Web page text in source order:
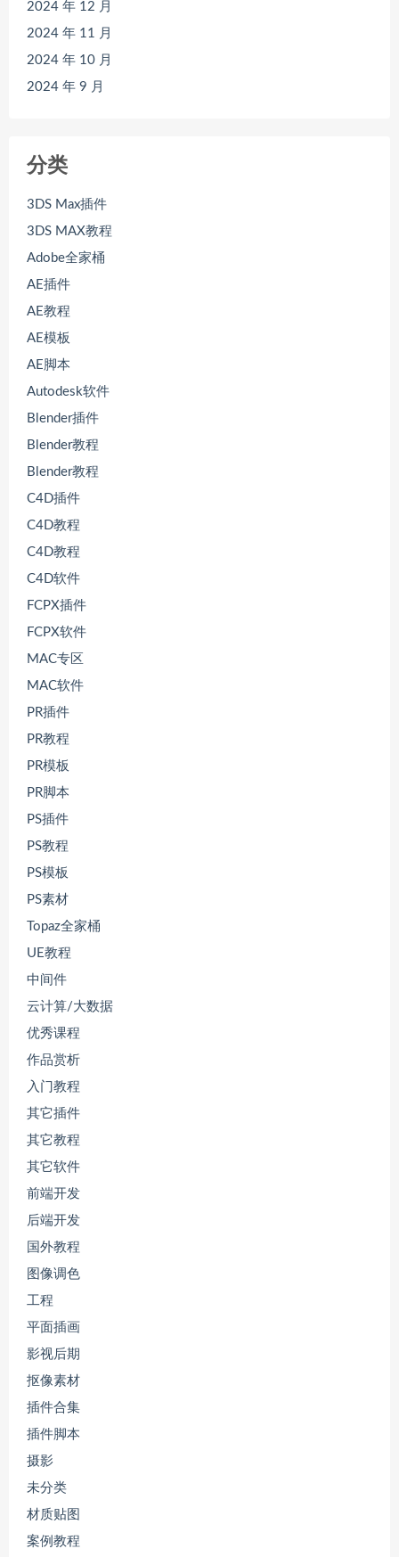
2024 年 12 月
2024 年 11 月
2024 年 10 月
2024 年 9 月
分类
3DS Max插件
3DS MAX教程
Adobe全家桶
AE插件
AE教程
AE模板
AE脚本
Autodesk软件
Blender插件
Blender教程
Blender教程
C4D插件
C4D教程
C4D教程
C4D软件
FCPX插件
FCPX软件
MAC专区
MAC软件
PR插件
PR教程
PR模板
PR脚本
PS插件
PS教程
PS模板
PS素材
Topaz全家桶
UE教程
中间件
云计算/大数据
优秀课程
作品赏析
入门教程
其它插件
其它教程
其它软件
前端开发
后端开发
国外教程
图像调色
工程
平面插画
影视后期
抠像素材
插件合集
插件脚本
摄影
未分类
材质贴图
案例教程